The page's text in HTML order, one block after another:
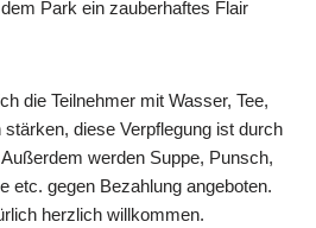
Park ein zauberhaftes Flair
die Teilnehmer mit Wasser, Tee,
diese Verpflegung ist durch
werden Suppe, Punsch,
etc. gegen Bezahlung angeboten.
herzlich willkommen.